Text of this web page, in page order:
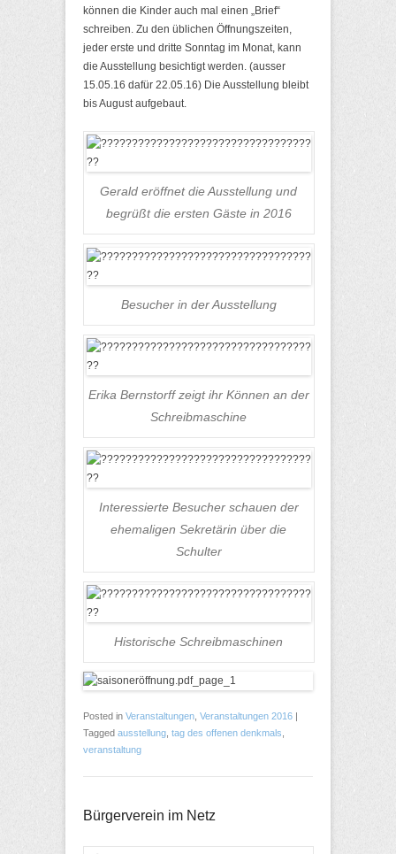
können die Kinder auch mal einen „Brief“
schreiben. Zu den üblichen Öffnungszeiten,
jeder erste und dritte Sonntag im Monat, kann
die Ausstellung besichtigt werden. (ausser
15.05.16 dafür 22.05.16) Die Ausstellung bleibt
bis August aufgebaut.
Gerald eröffnet die Ausstellung und
begrüßt die ersten Gäste in 2016
Besucher in der Ausstellung
Erika Bernstorff zeigt ihr Können an der
Schreibmaschine
Interessierte Besucher schauen der
ehemaligen Sekretärin über die
Schulter
Historische Schreibmaschinen
Posted in Veranstaltungen Veranstaltungen 2016 |
Tagged ausstellung tag des offenen denkmals
veranstaltung
Bürgerverein im Netz